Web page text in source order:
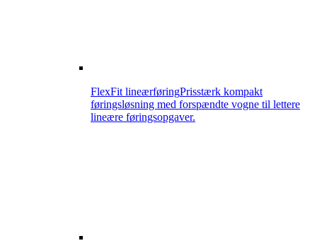
FlexFit lineærføringPrisstærk kompakt
føringsløsning med forspændte vogne til lettere
lineære føringsopgaver.